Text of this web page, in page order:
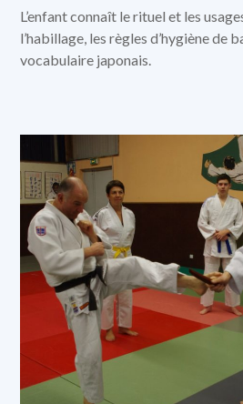
L’enfant connaît le rituel et les
l’habillage, les règles d’hygiène de
vocabulaire japonais.